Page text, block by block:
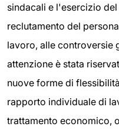
sindacali e l'esercizio
reclutamento del
lavoro, alle controversie
attenzione è stata
nuove forme di
rapporto individuale di
trattamento economico,